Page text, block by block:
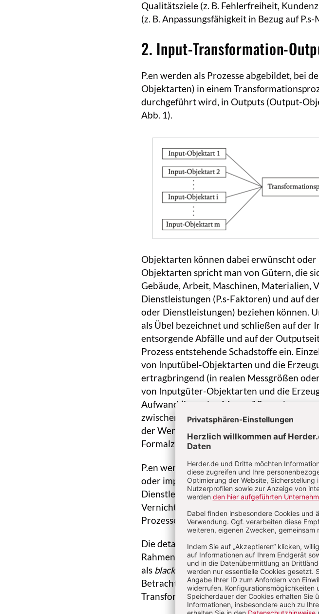
Qualitätsziele (z. B. Fehlerfreiheit,
(z. B. Anpassungsfähigkeit in Bezug auf
2. Input-Transformation-
P.en werden als Prozesse abgebildet, bei
Objektarten) in einem
durchgeführt wird, in Outputs (Output-
Abb. 1).
Objektarten können dabei erwünscht
Objektarten spricht man von Gütern, die
Gebäude, Arbeit, Maschinen, Materialien,
Dienstleistungen (P.s-Faktoren) und auf
oder Dienstleistungen) beziehen können.
als Übel bezeichnet und schließen auf der
entsorgende Abfälle und auf der
Prozess entstehende Schadstoffe ein.
von Inputübel-Objektarten und die
ertragbringend (in realen Messgrößen
von Inputgüter-Objektarten und die
Aufwand (in realen Messgrößen oder
zwischen (monetärem) Ertrag und
der Wertschöpfung verbunden, deren
Formalziel der P. ist.
P.en werden von Reduktionen abgegrenzt:
oder impliziten (Kunden-)Wunsch nach
Dienstleistungen) ausgelöst, im
Vernichtung von (durch Lieferanten
Prozesses ist (Bsp.: Müllentsorgung).
Die detaillierten Zusammenhänge der P.s-
Rahmen der (betriebs- und insb. der
als black boxgesehen, während bei der
Betrachtung eine präzisere technische
Transformationsprozesses erfolgen.